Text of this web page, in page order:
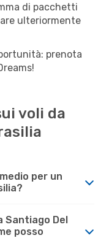
di pacchetti
ulteriormente
prenota
voli da
per un
Santiago Del
posso